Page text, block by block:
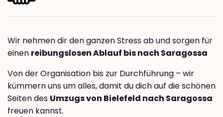
Wir nehmen dir den ganzen Stress ab und sorgen für
einen reibungslosen Ablauf bis nach Saragossa
Von der Organisation bis zur Durchführung – wir
kümmern uns um alles, damit du dich auf die schönen
Seiten des Umzugs von Bielefeld nach Saragossa
freuen kannst.